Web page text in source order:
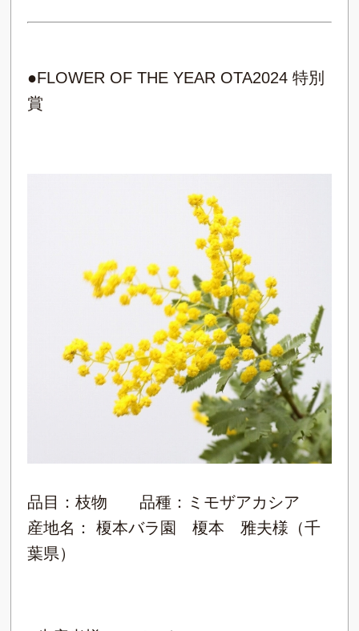
●FLOWER OF THE YEAR OTA2024 特別
賞
品目：枝物 品種：ミモザアカシア
産地名： 榎本バラ園 榎本 雅夫様（千
葉県）